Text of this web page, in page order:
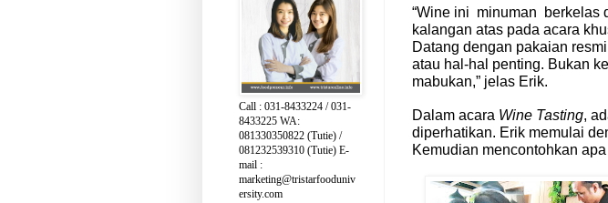
“Wine ini minuman
berkelas
kalangan atas pada acara
Datang dengan pakaian
atau hal-hal penting. Bukan
mabukan,” jelas Erik.
Dalam acara Wine Tasting,
diperhatikan. Erik memulai
Kemudian mencontohkan
Call : 031-8433224 / 031-
8433225 WA:
081330350822 (Tutie) /
081232539310 (Tutie) E-
mail :
marketing@tristarfooduniv
ersity.com